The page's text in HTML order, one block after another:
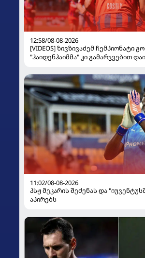
12:58/08-08-2026
[VIDEOS] ზივზივაძემ ჩემპიონატი
"ჰაიდენჰაიმმა" კი გამარჯვებით
11:02/08-08-2026
პსჟ მეკარის შეძენას და
აპირებს